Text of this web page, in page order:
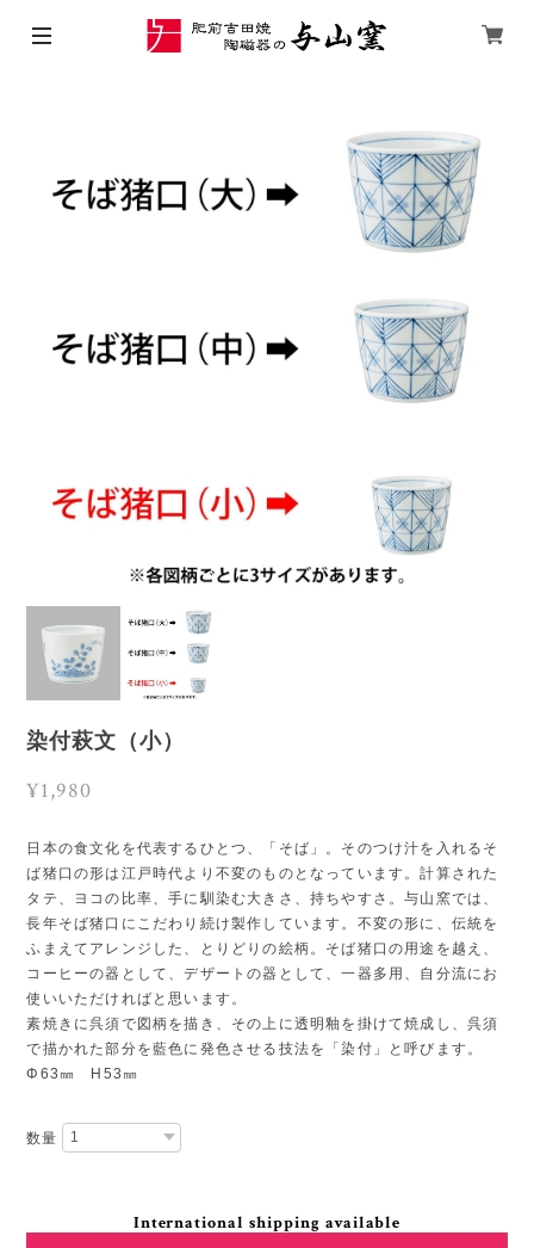
染付萩文（小）
¥1,980
日本の食文化を代表するひとつ、「そば」。そのつけ汁を入れるそ
ば猪口の形は江戸時代より不変のものとなっています。計算された
タテ、ヨコの比率、手に馴染む大きさ、持ちやすさ。与山窯では、
長年そば猪口にこだわり続け製作しています。不変の形に、伝統を
ふまえてアレンジした、とりどりの絵柄。そば猪口の用途を越え、
コーヒーの器として、デザートの器として、一器多用、自分流にお
使いいただければと思います。
素焼きに呉須で図柄を描き、その上に透明釉を掛けて焼成し、呉須
で描かれた部分を藍色に発色させる技法を「染付」と呼びます。
Φ63㎜ H53㎜
数量
International shipping available